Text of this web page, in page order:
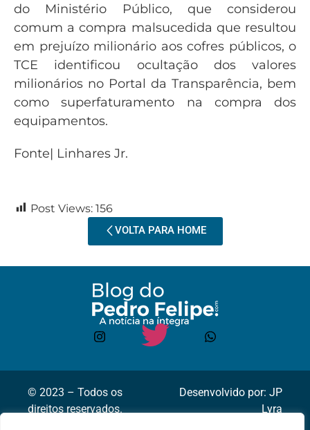
do Ministério Público, que considerou
comum a compra malsucedida que resultou
em prejuízo milionário aos cofres públicos, o
TCE identificou ocultação dos valores
milionários no Portal da Transparência, bem
como superfaturamento na compra dos
equipamentos.
Fonte| Linhares Jr.
Post Views: 156
VOLTA PARA HOME
© 2023 – Todos os
direitos reservados.
Desenvolvido por: JP
Lyra